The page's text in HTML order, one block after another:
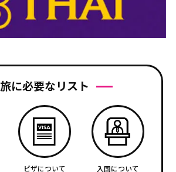
旅に必要なリスト
ビザについて 入国について